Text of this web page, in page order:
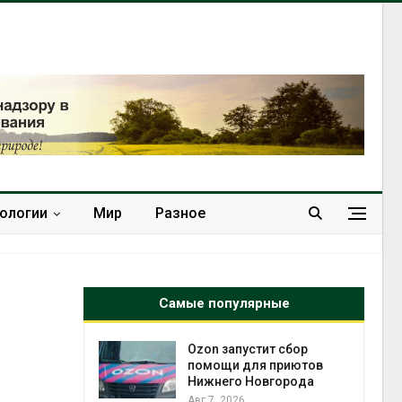
Мир Разное
Самые популярные
Ozon запустит сбор
помощи для приютов
Нижнего Новгорода